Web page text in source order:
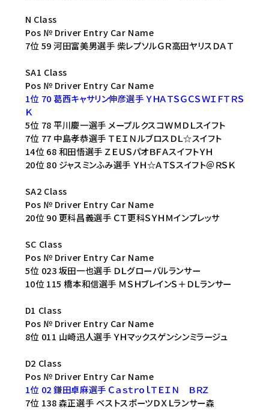
N Class
Pos № Driver Entry Car Name
7位 59 河田富美男選手 柴レプソルＧＲ高田ヤリスＤＡＴ
SA1 Class
Pos № Driver Entry Car Name
1位 70 葛西キャサリン伸彦選手 ＹＨＡＴＳＧＣＳＷＩＦＴＲＳ
Ｋ
5位 78 平川慶一選手 メープルクスコＷＭＤＬスイフト
7位 77 中島孝恭選手 ＴＥＩＮルブロスＤＬ☆スイフト
14位 68 和田悟選手 ＺＥＵＳパオＢＦＡスイフトＹＨ
20位 80 ジャスミンふみ選手 ＹＨ☆ＡＴＳスイフト＠ＲＳＫ
SA2 Class
Pos № Driver Entry Car Name
20位 90 更科昌義選手 ＣＴ更科ＳＹＨＭインプレッサ
SC Class
Pos № Driver Entry Car Name
5位 023 坂田一也選手 ＤＬグローバルランサー
10位 115 橋本和信選手 ＭＳＨブレインＳ＋ＤＬランサー
D1 Class
Pos № Driver Entry Car Name
8位 011 山崎迅人選手 ＹＨマックスゲンシンミラージュ
D2 Class
Pos № Driver Entry Car Name
1位 02 鎌田卓麻選手 ＣａｓｔｒｏｌＴＥＩＮ ＢＲＺ
7位 138 森正選手 ベストスポーツＤＸＬランサー森